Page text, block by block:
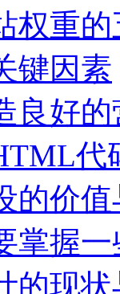
权重
键因素
良好
代
的价
掌握
的现